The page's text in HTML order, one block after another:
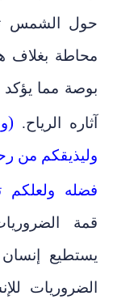
حول الشمس
بوصة مما
آثاره الرياح. )
وليذيقكم من
فضله ولعلكم
قمة
يستطيع
الضروريات